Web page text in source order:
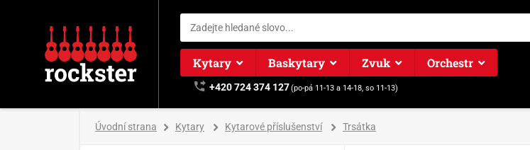
Kytary Baskytary Zvuk Orchestr
+420 724 374 127(po-pá 11-13 a 14-18, so 11-13)
Úvodní strana Kytary Kytarové příslušenství Trsátka